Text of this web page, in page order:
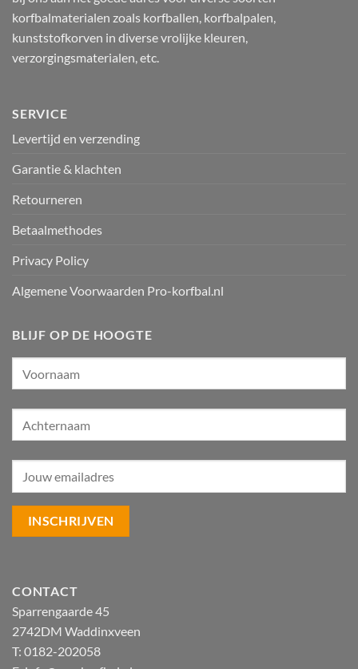
korfbalmaterialen zoals korfballen, korfbalpalen,
kunststofkorven in diverse vrolijke kleuren,
verzorgingsmaterialen, etc.
SERVICE
Levertijd en verzending
Garantie & klachten
Retourneren
Betaalmethodes
Privacy Policy
Algemene Voorwaarden Pro-korfbal.nl
BLIJF OP DE HOOGTE
CONTACT
Sparrengaarde 45
2742DM Waddinxveen
T: 0182-202058